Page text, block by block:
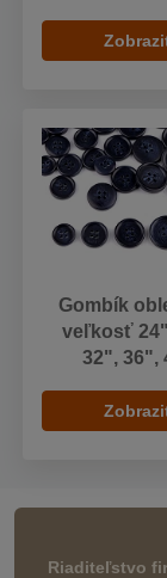
Gombík
veľkosť
32", 36",
Riaditeľstvo